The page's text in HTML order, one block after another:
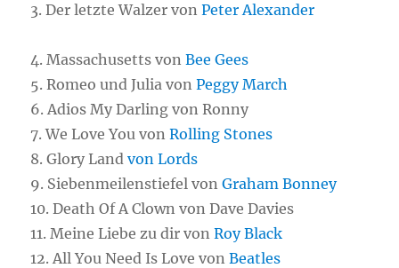
3. Der letzte Walzer vonPeter Alexander
4. Massachusetts vonBee Gees
5. Romeo und Julia vonPeggy March
6. Adios My Darling von Ronny
7. We Love You vonRolling Stones
8. Glory Landvon Lords
9. Siebenmeilenstiefel vonGraham Bonney
10. Death Of A Clown von Dave Davies
11. Meine Liebe zu dir vonRoy Black
12. All You Need Is Love vonBeatles